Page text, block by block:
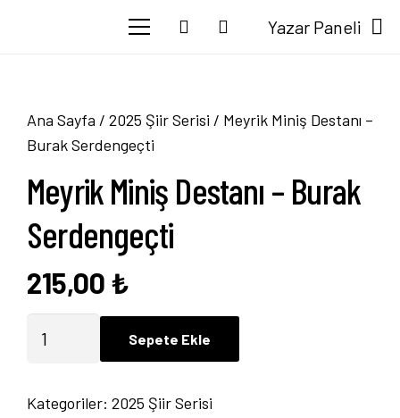
Yazar Paneli
Ana Sayfa / 2025 Şiir Serisi / Meyrik Miniş Destanı –
Burak Serdengeçti
Meyrik Miniş Destanı – Burak
Serdengeçti
215,00 ₺
Miniş
-
Sepete Ekle
Kategoriler: 2025 Şiir Serisi